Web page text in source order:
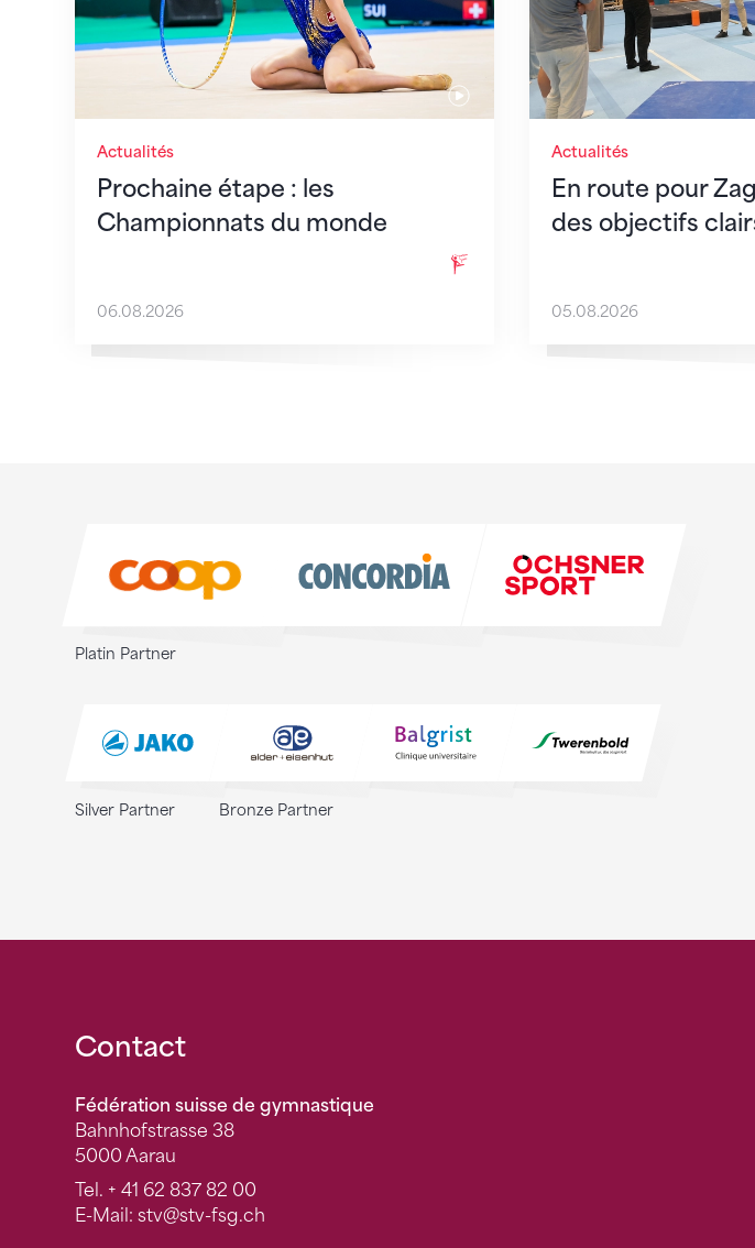
Actualités
Prochaine étape : les
Championnats du monde
06.08.2026
Actualités
En route pour
des objectifs
05.08.2026
Platin Partner
Silver Partner Bronze Partner
Fusszeile
Contact
Fédération suisse de gymnastique
Bahnhofstrasse 38
5000 Aarau
Tel. + 41 62 837 82 00
E-Mail: stv@stv-fsg.ch